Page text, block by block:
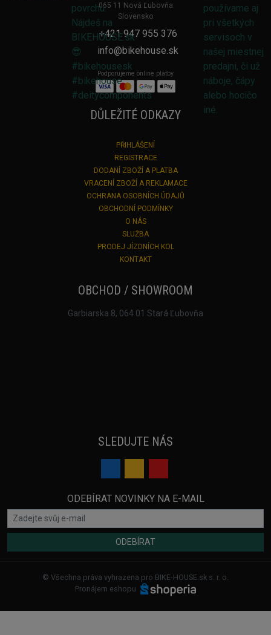
065 11 Nová Ľubovňa
Slovensko
+421 947 955 376
info@bikehouse.sk
Podporujeme online platby
DŮLEŽITÉ ODKAZY
PŘIHLÁŠENÍ
REGISTRACE
DODANÍ ZBOŽÍ A PLATBA
VRACENÍ ZBOŽÍ A REKLAMACE
OCHRANA OSOBNÍCH ÚDAJŮ
OBCHODNÍ PODMÍNKY
O NÁS
SLUŽBA
PRODEJ JÍZDNÍCH KOL
KONTAKT
OBCHOD / SHOWROOM
Garbiarska 8, 064 01 Stará Ľubovňa
SLEDUJTE NÁS
ODEBÍRAT NOVINKY NA E-MAIL
ODEBÍRAT
© Všechna práva vyhrazena pro BIKE-HOUSE.sk s. r. o.
Pronájem eshopu